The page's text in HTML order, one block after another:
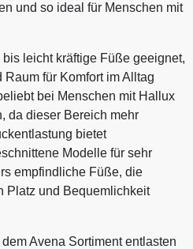
und so ideal für Menschen mit
bis leicht kräftige Füße geeignet,
für Komfort im Alltag
bei Menschen mit Hallux
da dieser Bereich mehr
bietet
Modelle für sehr
empfindliche Füße, die
Platz und Bequemlichkeit
Avena Sortiment entlasten